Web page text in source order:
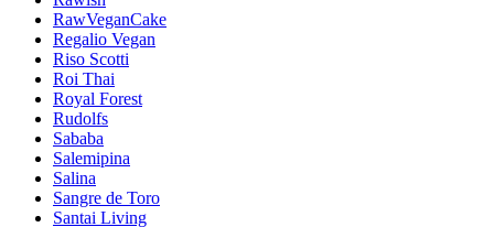
RawVeganCake
Regalio Vegan
Riso Scotti
Roi Thai
Royal Forest
Rudolfs
Sababa
Salemipina
Salina
Sangre de Toro
Santai Living